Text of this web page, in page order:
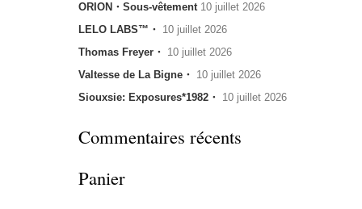
ORION・Sous-vêtement 10 juillet 2026
LELO LABS™・ 10 juillet 2026
Thomas Freyer・ 10 juillet 2026
Valtesse de La Bigne・ 10 juillet 2026
Siouxsie: Exposures*1982・ 10 juillet 2026
Commentaires récents
Panier